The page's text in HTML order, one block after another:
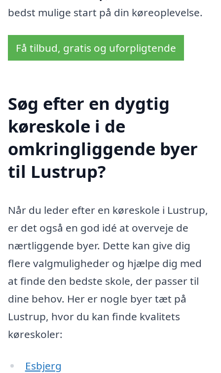
bedst mulige start på din køreoplevelse.
Få tilbud, gratis og uforpligtende
Søg efter en dygtig
køreskole i de
omkringliggende byer
til Lustrup?
Når du leder efter en køreskole i Lustrup,
er det også en god idé at overveje de
nærtliggende byer. Dette kan give dig
flere valgmuligheder og hjælpe dig med
at finde den bedste skole, der passer til
dine behov. Her er nogle byer tæt på
Lustrup, hvor du kan finde kvalitets
køreskoler:
Esbjerg